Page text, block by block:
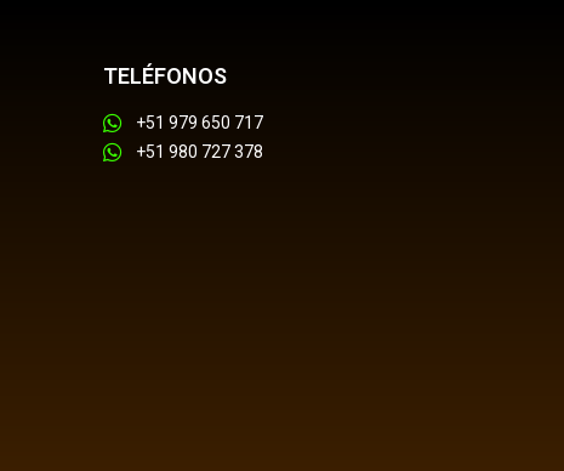
TELÉFONOS
+51 979 650 717
+51 980 727 378